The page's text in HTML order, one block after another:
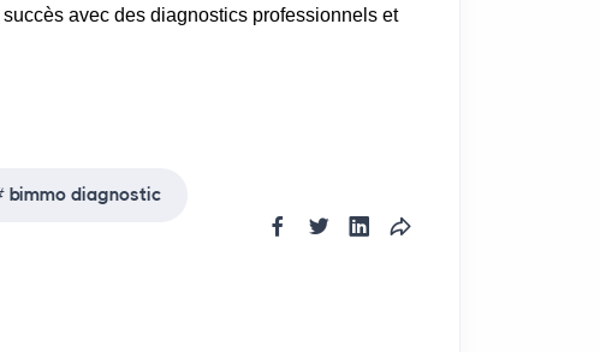
avec des diagnostics professionnels et
bimmo diagnostic